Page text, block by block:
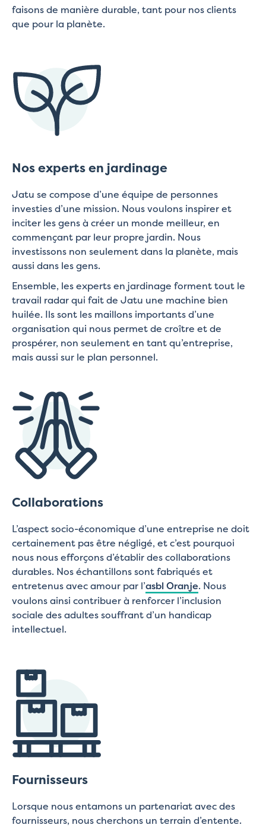
faisons de manière durable, tant pour nos clients
que pour la planète.
Nos experts en jardinage
Jatu se compose d’une équipe de personnes
investies d’une mission. Nous voulons inspirer et
inciter les gens à créer un monde meilleur, en
commençant par leur propre jardin. Nous
investissons non seulement dans la planète, mais
aussi dans les gens.
Ensemble, les experts en jardinage forment tout le
travail radar qui fait de Jatu une machine bien
huilée. Ils sont les maillons importants d’une
organisation qui nous permet de croître et de
prospérer, non seulement en tant qu’entreprise,
mais aussi sur le plan personnel.
Collaborations
L’aspect socio-économique d’une entreprise ne doit
certainement pas être négligé, et c’est pourquoi
nous nous efforçons d’établir des collaborations
durables. Nos échantillons sont fabriqués et
entretenus avec amour par l’asbl Oranje. Nous
voulons ainsi contribuer à renforcer l’inclusion
sociale des adultes souffrant d’un handicap
intellectuel.
Fournisseurs
Lorsque nous entamons un partenariat avec des
fournisseurs, nous cherchons un terrain d’entente.